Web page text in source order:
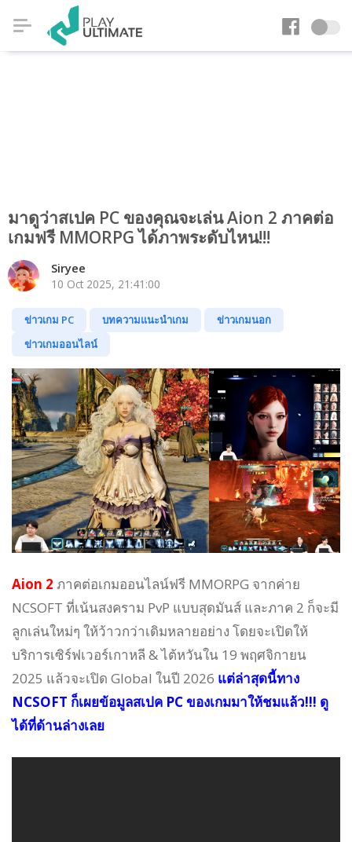
มาดูว่าสเปค PC ของคุณจะเล่น Aion 2 ภาคต่อ
เกมฟรี MMORPG ได้ภาพระดับไหน!!!
Siryee
10 Oct 2025, 21:41:00
ข่าวเกม PC บทความแนะนำเกม
ข่าวเกมนอก
ข่าวเกมออนไลน์
Aion 2 ภาคต่อเกมออนไลน์ฟรี MMORPG จากค่าย
NCSOFT ที่เน้นสงคราม PvP แบบสุดมันส์ และภาค 2 ก็จะมี
ลูกเล่นใหม่ๆ ให้ว้าวกว่าเดิมหลายอย่าง โดยจะเปิดให้
บริการเซิร์ฟเวอร์เกาหลี & ไต้หวันใน 19 พฤศจิกายน
2025 แล้วจะเปิด Global ในปี 2026 แต่ล่าสุดนี้ทาง
NCSOFT ก็เผยข้อมูลสเปค PC ของเกมมาให้ชมแล้ว!!! ดู
ได้ที่ด้านล่างเลย